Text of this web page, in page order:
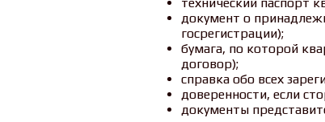
технический паспорт
документ о
госрегистрации);
бумага, по которой
договор);
справка обо всех
доверенности, если
документы